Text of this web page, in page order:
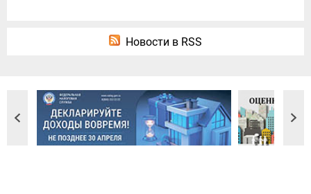
Новости в RSS